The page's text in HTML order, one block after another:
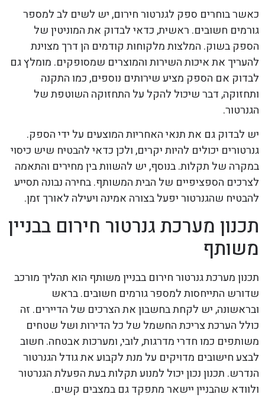
כאשר בוחרים ספק לגנרטור חירום, יש לשים לב למספר
גורמים חשובים. ראשית, כדאי לבדוק את המוניטין של
הספק בשוק. המלצות מלקוחות קודמים הן דרך מצוינת
להעריך את איכות השירות והמוצרים שמסופקים. מומלץ גם
לבדוק אם הספק מציע שירותים נוספים, כמו התקנה
ותחזוקה, דבר שיכול להקל על התחזוקה השוטפת של
הגנרטור.
יש לבדוק גם את תנאי האחריות המוצעים על ידי הספק.
גנרטורים יכולים להיות יקרים, ולכן כדאי להבטיח שיש כיסוי
במקרה של תקלות. בנוסף, יש להשוות בין מחירים והתאמה
לצרכים הספציפיים של הבית המשותף. בחירה נבונה תסייע
להבטיח שהגנרטור יפעל בצורה אמינה ויעילה לאורך זמן.
תכנון מערכת גנרטור חירום בבניין
משותף
תכנון מערכת גנרטור חירום בבניין משותף הוא תהליך מורכב
שדורש התייחסות למספר גורמים חשובים. בראש
ובראשונה, יש לקחת בחשבון את הצרכים של הדיירים. זה
כולל הערכת צריכת החשמל של כל הדירות ושל שטחים
משותפים כמו חדרי מדרגות, לובי, ומערכות אבטחה. חשוב
לבצע חישובים מדויקים על מנת לקבוע את גודל הגנרטור
הנדרש. תכנון נכון יכול למנוע תקלות בעת הפעלת הגנרטור
ולוודא שהבניין יישאר מתפקד גם במצבים קשים.